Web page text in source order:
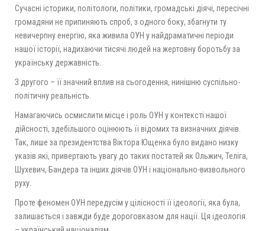
Сучасні історики, політологи, політики, громадські діячі, пересічні
громадяни не припиняють спроб, з одного боку, збагнути ту
невичерпну енергію, яка живила ОУН у найдраматичні періоди
нашої історії, надихаючи тисячі людей на жертовну боротьбу за
українську державність.
З другого – її значний вплив на сьогодення, нинішню суспільно-
політичну реальність.
Намагаючись осмислити місце і роль ОУН у контексті нашої
дійсності, здебільшого оцінюють її відомих та визначних діячів.
Так, лише за президентства Віктора Ющенка було видано низку
указів які, привертають увагу до таких постатей як Ольжич, Теліга,
Шухевич, Бандера та інших діячів ОУН і національно-визвольного
руху.
Проте феномен ОУН передусім у цілісності її ідеології, яка була,
залишається і завжди буде дороговказом для нації. Ця ідеологія